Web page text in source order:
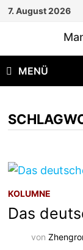
Zum
7. August 2026
MENÜ
KOLUMNE
Das
von